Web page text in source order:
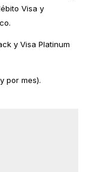
Visa y
y Visa Platinum
por mes).